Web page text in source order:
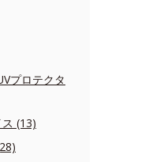
プロテクタ
(13)